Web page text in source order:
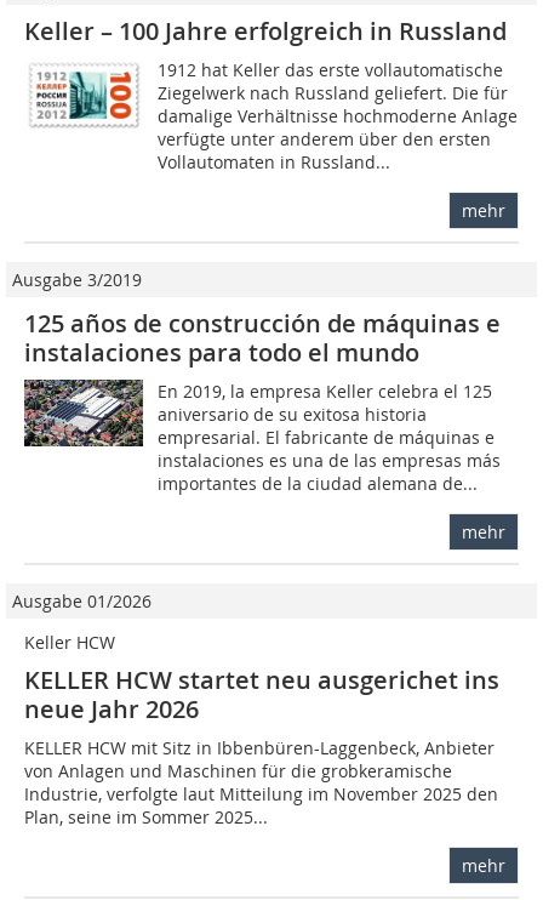
Keller – 100 Jahre erfolgreich in Russland
1912 hat Keller das erste vollautomatische
Ziegelwerk nach Russland geliefert. Die für
damalige Verhältnisse hochmoderne Anlage
verfügte unter anderem über den ersten
Vollautomaten in Russland...
mehr
Ausgabe 3/2019
125 años de construcción de máquinas e
instalaciones para todo el mundo
En 2019, la empresa Keller celebra el 125
aniversario de su exitosa historia
empresarial. El fabricante de máquinas e
instalaciones es una de las empresas más
importantes de la ciudad alemana de...
mehr
Ausgabe 01/2026
Keller HCW
KELLER HCW startet neu ausgerichet ins
neue Jahr 2026
KELLER HCW mit Sitz in Ibbenbüren-Laggenbeck, Anbieter
von Anlagen und Maschinen für die grobkeramische
Industrie, verfolgte laut Mitteilung im November 2025 den
Plan, seine im Sommer 2025...
mehr